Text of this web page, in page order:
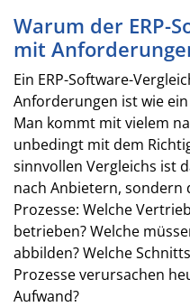
Warum der ERP-
mit
Ein ERP-Software-
Anforderungen ist wie
Man kommt mit vielem
unbedingt mit dem
sinnvollen Vergleichs ist
nach Anbietern, sondern
Prozesse: Welche
betrieben? Welche
abbilden? Welche
Prozesse verursachen
Aufwand?